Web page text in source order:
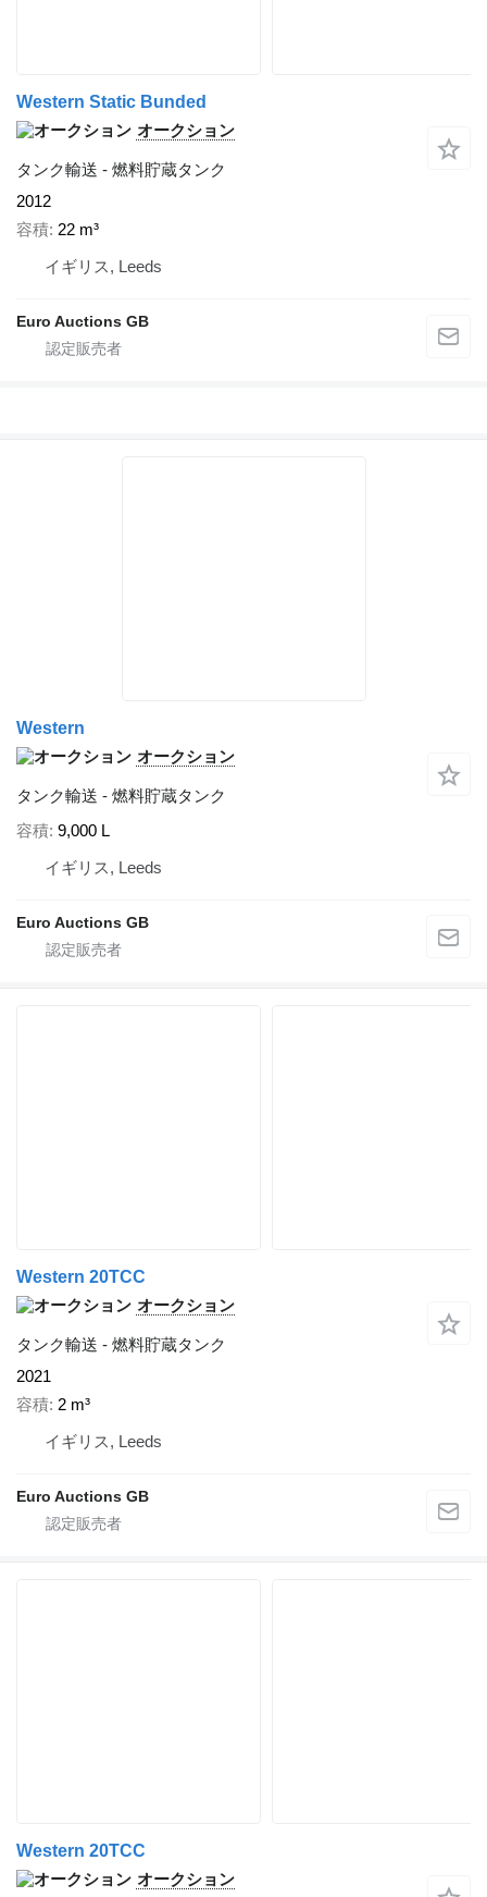
Western Static Bunded
オークション
タンク輸送 - 燃料貯蔵タンク
2012
容積 22 m³
イギリス, Leeds
Euro Auctions GB
Western
オークション
タンク輸送 - 燃料貯蔵タンク
容積 9,000 L
イギリス, Leeds
Euro Auctions GB
Western 20TCC
オークション
タンク輸送 - 燃料貯蔵タンク
2021
容積 2 m³
イギリス, Leeds
Euro Auctions GB
Western 20TCC
オークション